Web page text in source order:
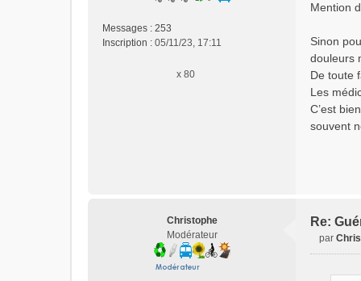
Messages : 253
Inscription : 05/11/23, 17:11
x 80
o
l
u
Mention
Sinon
douleurs
De toute
Les
C’est
souvent
Christophe
Modérateur
Re:
par